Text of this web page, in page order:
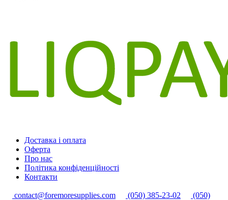
Доставка і оплата
Оферта
Про нас
Політика конфіденційності
Контакти
contact@foremoresupplies.com (050) 385-23-02
(050)